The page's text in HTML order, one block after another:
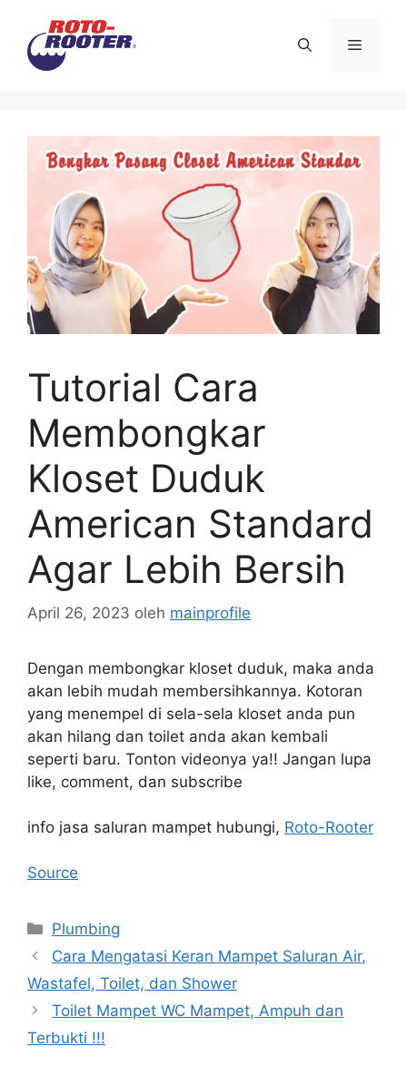
Menu
Tutorial Cara
Membongkar
Kloset Duduk
American Standard
Agar Lebih Bersih
April 26, 2023 oleh mainprofile
Dengan membongkar kloset duduk, maka anda
akan lebih mudah membersihkannya. Kotoran
yang menempel di sela-sela kloset anda pun
akan hilang dan toilet anda akan kembali
seperti baru. Tonton videonya ya!! Jangan lupa
like, comment, dan subscribe
info jasa saluran mampet hubungi, Roto-Rooter
Source
Kategori
Plumbing
Cara Mengatasi Keran Mampet Saluran Air,
Wastafel, Toilet, dan Shower
Toilet Mampet WC Mampet, Ampuh dan
Terbukti !!!